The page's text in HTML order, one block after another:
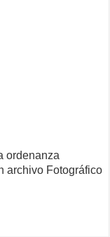
ordenanza
archivo Fotográfico